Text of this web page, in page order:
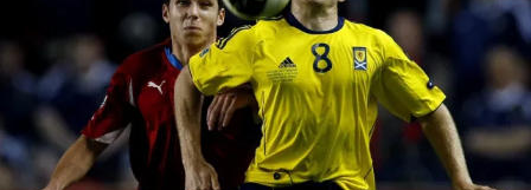
DALŠÍ SPORTY
Americký fotbal
Baseball a softbal
NEPŘEHLÉDNĚTE
Soutěže